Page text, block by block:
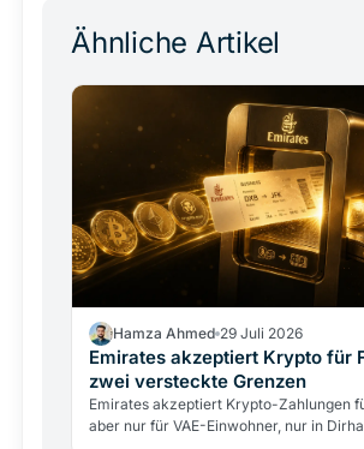
Ähnliche Artikel
Hamza Ahmed 29 Juli 2026
Emirates akzeptiert Krypto für
zwei versteckte Grenzen
Emirates akzeptiert Krypto-Zahlungen
aber nur für VAE-Einwohner, nur in